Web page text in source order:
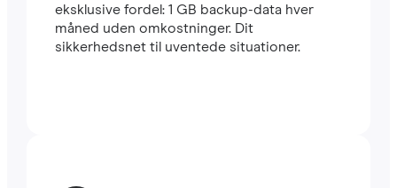
eksklusive fordel: 1 GB backup-data hver
måned uden omkostninger. Dit
sikkerhedsnet til uventede situationer.